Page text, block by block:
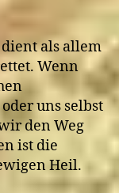
als allem
Wenn
uns selbst
den Weg
ist die
Heil.